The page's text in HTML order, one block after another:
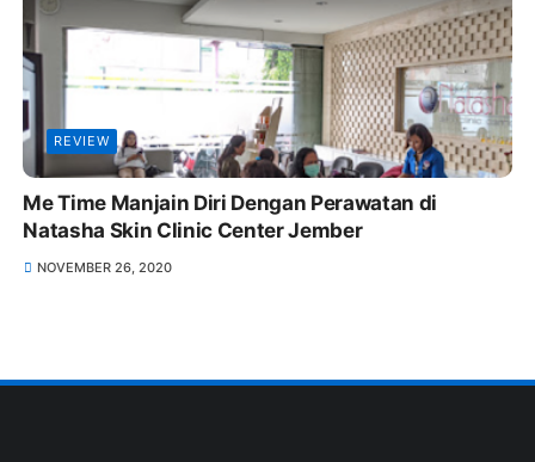
REVIEW
Me Time Manjain Diri Dengan Perawatan di
Natasha Skin Clinic Center Jember
NOVEMBER 26, 2020